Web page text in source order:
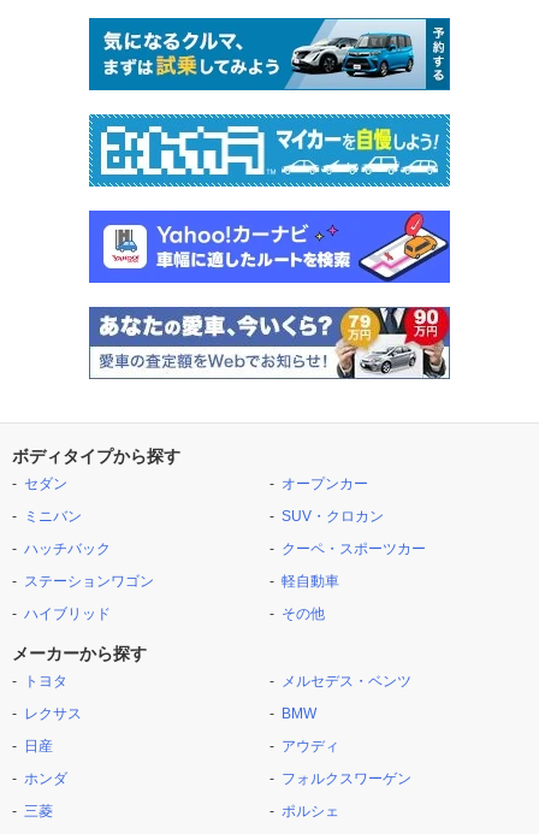
ボディタイプから探す
セダン
ミニバン
ハッチバック
ステーションワゴン
ハイブリッド
オープンカー
SUV・クロカン
クーペ・スポーツカー
軽自動車
その他
メーカーから探す
トヨタ
レクサス
日産
ホンダ
三菱
メルセデス・ベンツ
BMW
アウディ
フォルクスワーゲン
ポルシェ